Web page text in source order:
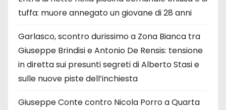
tuffa: muore annegato un giovane di 28 anni
Garlasco, scontro durissimo a Zona Bianca tra
Giuseppe Brindisi e Antonio De Rensis: tensione
in diretta sui presunti segreti di Alberto Stasi e
sulle nuove piste dell’inchiesta
Giuseppe Conte contro Nicola Porro a Quarta